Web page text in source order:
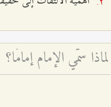
لماذا سمّي الإمام